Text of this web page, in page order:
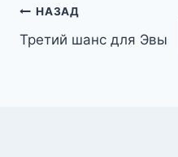
Навигация
по
НАЗАД
Третий шанс для Эвы